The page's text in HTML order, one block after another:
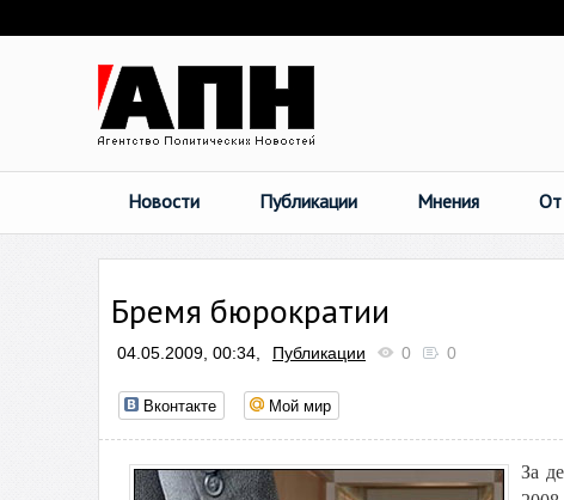
Новости Публикации Мнения От
Бремя бюрократии
04.05.2009, 00:34, Публикации 0 0
Вконтакте Мой мир
За